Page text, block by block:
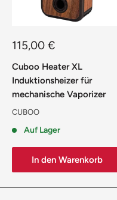
Sonderpreis
115,00 €
Cuboo Heater XL
Induktionsheizer für
mechanische Vaporizer
CUBOO
Auf Lager
In den Warenkorb